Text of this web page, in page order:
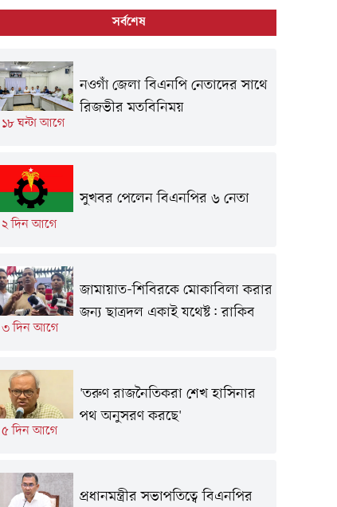
সর্বশেষ
১৮ ঘন্টা আগে
নওগাঁ জেলা বিএনপি নেতাদের সাথে
রিজভীর মতবিনিময়
২ দিন আগে
সুখবর পেলেন বিএনপির ৬ নেতা
৩ দিন আগে
জামায়াত-শিবিরকে মোকাবিলা করার
জন্য ছাত্রদল একাই যথেষ্ট: রাকিব
৫ দিন আগে
'তরুণ রাজনৈতিকরা শেখ হাসিনার
পথ অনুসরণ করছে'
প্রধানমন্ত্রীর সভাপতিত্বে বিএনপির